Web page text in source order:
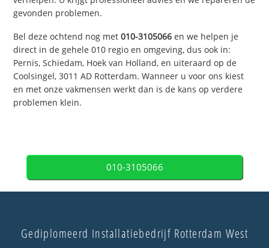
gevonden problemen.
Bel deze ochtend nog met010-3105066 en we helpen je
direct in de gehele 010 regio en omgeving, dus ook in:
Pernis, Schiedam, Hoek van Holland, en uiteraard op de
Coolsingel, 3011 AD Rotterdam. Wanneer u voor ons kiest
en met onze vakmensen werkt dan is de kans op verdere
problemen klein.
010-3105066
Gediplomeerd Installatiebedrijf Rotterdam West